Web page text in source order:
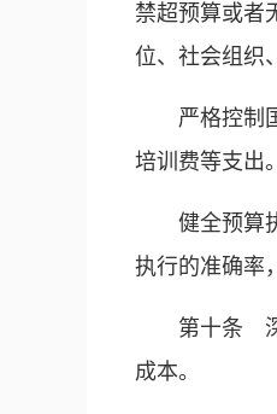
禁超预算或者
位、社会组织
严格控制
培训费等支出
健全预算
执行的准确率
第十条
成本。